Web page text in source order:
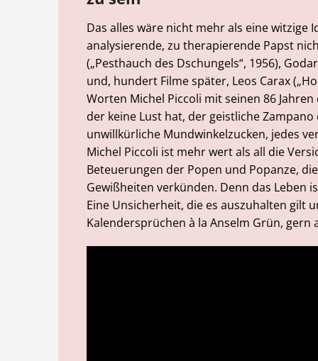
Das alles wäre nicht mehr als eine witzige
analysierende, zu therapierende Papst
(„Pesthauch des Dschungels“, 1956),
und, hundert Filme später, Leos Carax
Worten Michel Piccoli mit seinen 86
der keine Lust hat, der geistliche
unwillkürliche Mundwinkelzucken, jedes
Michel Piccoli ist mehr wert als all die
Beteuerungen der Popen und Popanze,
Gewißheiten verkünden. Denn das Leben
Eine Unsicherheit, die es auszuhalten gilt
Kalendersprüchen à la Anselm Grün, gern